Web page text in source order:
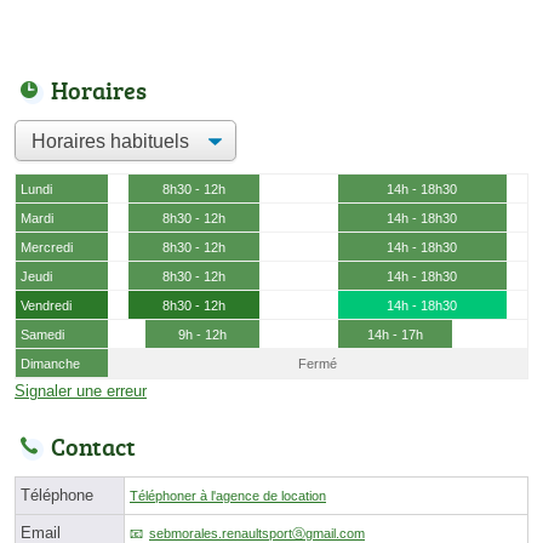
Horaires
Lundi 8h30 - 12h
14h - 18h30
Mardi
8h30 - 12h
14h - 18h30
Mercredi
8h30 - 12h
14h - 18h30
Jeudi
8h30 - 12h
14h - 18h30
Vendredi
8h30 - 12h
14h - 18h30
Samedi
9h - 12h
14h - 17h
Dimanche
Fermé
Signaler une erreur
Contact
Téléphone Téléphoner à l'agence de location
Email sebmorales.renaultsportⓐgmail.com